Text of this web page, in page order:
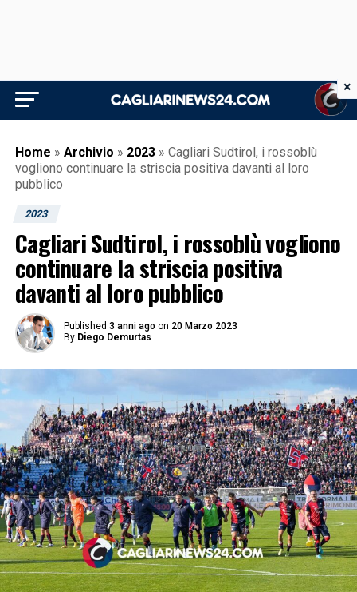
Home » Archivio » 2023 » Cagliari Sudtirol, i rossoblù
vogliono continuare la striscia positiva davanti al loro
pubblico
2023
Cagliari Sudtirol, i rossoblù vogliono
continuare la striscia positiva
davanti al loro pubblico
Published 3 anni ago on 20 Marzo 2023
By Diego Demurtas
×